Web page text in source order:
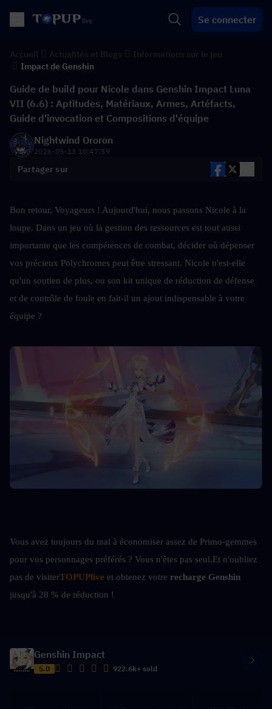
Se connecter
Impact de Genshin
Guide de build pour Nicole dans Genshin Impact Luna
VII (6.6) : Aptitudes, Matériaux, Armes, Artéfacts,
Guide d'invocation et Compositions d'équipe
Nightwind Ororon
2026-05-13 10:47:59
Partager sur
Bon retour, Voyageurs ! Aujourd'hui, nous passons Nicole à la
loupe. Dans un jeu où la gestion des ressources est tout aussi
importante que les compétences de combat, décider où dépenser
vos précieux Polychromes peut être stressant. Nicole n'est-elle
qu'un soutien de plus, ou son kit unique de réduction de défense
et de contrôle de foule en fait-il un ajout indispensable à votre
équipe ?
Vous avez toujours du mal à économiser assez de Primo-gemmes
pour vos personnages préférés ? Vous n'êtes pas seul.Et n'oubliez
pas de visiterTOPUPlive et obtenez votre
jusqu'à 28 % de réduction !
Genshin Impact
5.0 922.6k+ sold